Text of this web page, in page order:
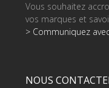
Vous souhaitez
vos marques et
> Communiquez
NOUS